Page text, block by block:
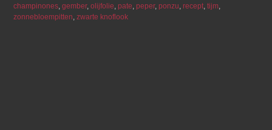
champinones ,gember,olijfolie ,pate ,peper,ponzu ,recept ,tijm
zonnebloempitten ,zwarte knoflook